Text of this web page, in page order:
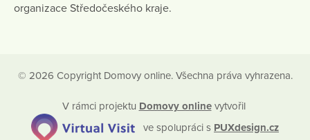
organizace Středočeského kraje.
© 2026 Copyright Domovy online. Všechna práva vyhrazena.
V rámci projektu Domovy onlinevytvořil
ve spolupráci s PUXdesign.cz